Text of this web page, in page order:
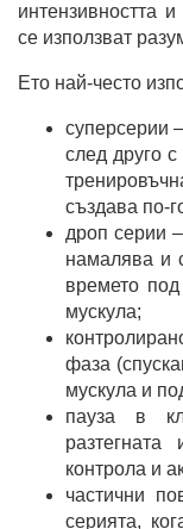
интензивността
се използват
Ето най-често
суперсерии
след друго
създава по-
дроп серии
намалява и
времето
мускула;
фаза
мускула и
пауза в
контрола и
частични
серията,